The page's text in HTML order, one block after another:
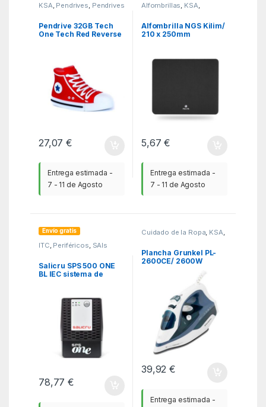
KSA, Pendrives, Pendrives
Pendrive 32GB Tech
One Tech Red Reverse
27,07€
Entrega estimada -
7 - 11 de Agosto
Alfombrillas, KSA,
Alfombrilla NGS Kilim/
210 x 250mm
5,67€
Entrega estimada -
7 - 11 de Agosto
Envío gratis
ITC Periféricos SAIs
Salicru SPS 500 ONE
BL IEC sistema de
Línea interactiva 0,5
kVA 240 W 4 salidas AC
78,77€
Cuidado de la Ropa KSA
Plancha Grunkel PL-
2600CE/ 2600W
39,92€
Entrega estimada -